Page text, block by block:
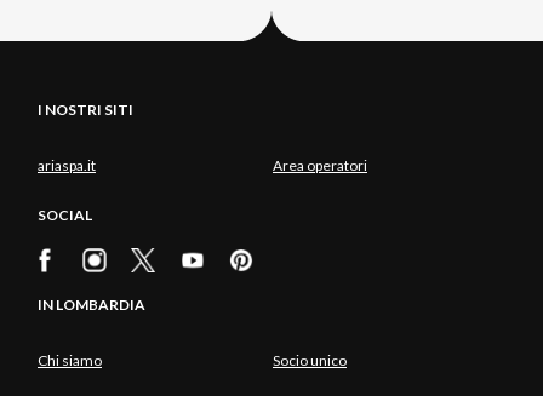
I NOSTRI SITI
ariaspa.it Area operatori
SOCIAL
IN LOMBARDIA
Chi siamo Socio unico